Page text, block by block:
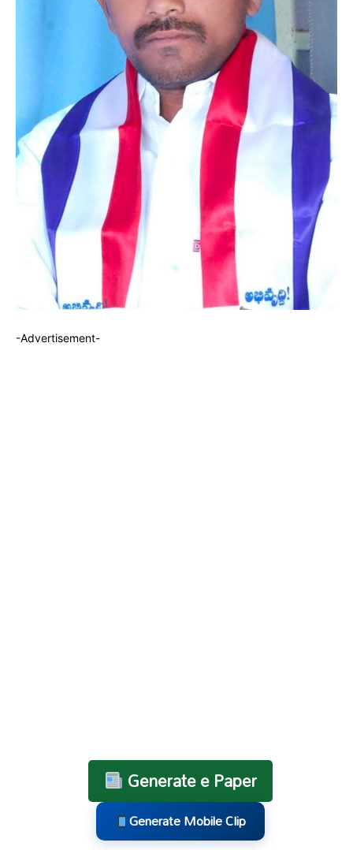
-Advertisement-
Generate e Paper
Generate Mobile Clip